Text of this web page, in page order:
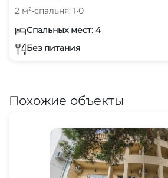
2 м²•спальня: 1•0
Спальных мест: 4
Без питания
Похожие объекты